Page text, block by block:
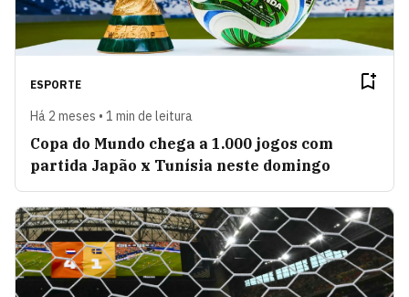
ESPORTE
Há 2 meses • 1 min de leitura
Copa do Mundo chega a 1.000 jogos com
partida Japão x Tunísia neste domingo